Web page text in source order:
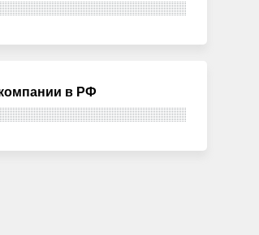
в РФ